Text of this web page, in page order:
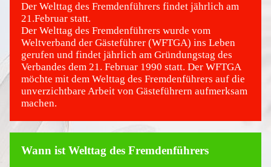
©
Der Welttag des Fremdenführers findet jährlich am
21.Februar statt.
Der Welttag des Fremdenführers wurde vom
Weltverband der Gästeführer (WFTGA) ins Leben
gerufen und findet jährlich am Gründungstag des
Verbandes dem 21. Februar 1990 statt. Der WFTGA
möchte mit dem Welttag des Fremdenführers auf die
unverzichtbare Arbeit von Gästeführern aufmerksam
machen.
Wann ist Welttag des Fremdenführers